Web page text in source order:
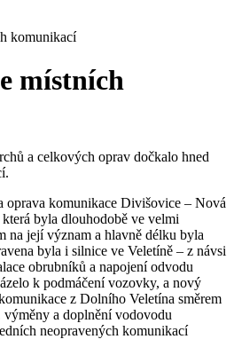
komunikací
místních
a celkových oprav dočkalo hned
oprava komunikace Divišovice – Nová
byla dlouhodobě ve velmi
na její význam a hlavně délku byla
byla i silnice ve Veletíně – z návsi
obrubníků a napojení odvodu
k podmáčení vozovky, a nový
z Dolního Veletína směrem
a doplnění vodovodu
neopravených komunikací